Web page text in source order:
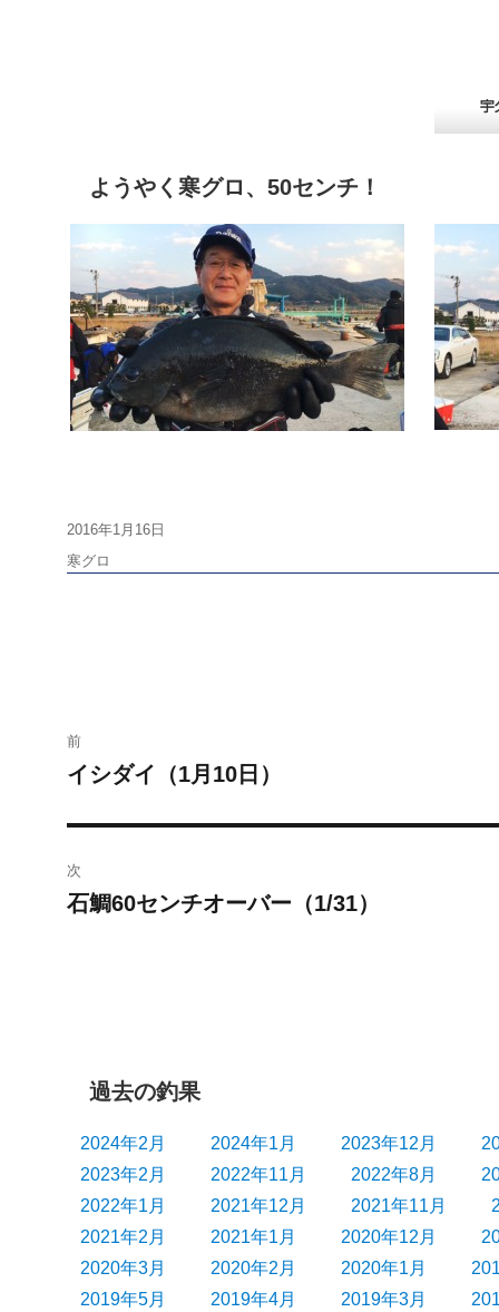
ようやく寒グロ、50センチ！
投
稿
日:
2016年1月16日
タ
寒グロ
稿
ビ
ゲ
ン
前
前
稿:
イシダイ（1月10日）
次
次
石鯛60センチオーバー（1/31）
過去の釣果
2024年2月 2024年1月 2023年12月
2023年2月
2022年11月 2022年8月
2022年1月
2021年12月 2021年11月
2021年2月
2021年1月 2020年12月
2020年3月
2020年2月 2020年1月
2019年5月
2019年4月 2019年3月